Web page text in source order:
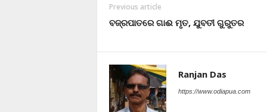
Previous article
ବଜ୍ରପାତରେ ଗାଈ ମୃତ, ଯୁବତୀ ଗୁରୁତର
Ranjan Das
https://www.odiapua.com